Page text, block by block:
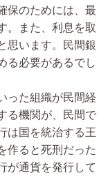
保のためには、最
。また、利息を取
思います。民間銀
る必要があるでし
った組織が民間経
る機関が、民間で
は国を統治する王
作ると死刑だった
が通貨を発行して